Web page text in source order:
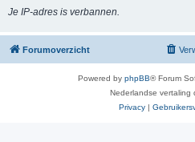
Je IP-adres is verbannen.
Forumoverzicht
Powered by phpBB® Forum
Nederlandse vertaling
Privacy |